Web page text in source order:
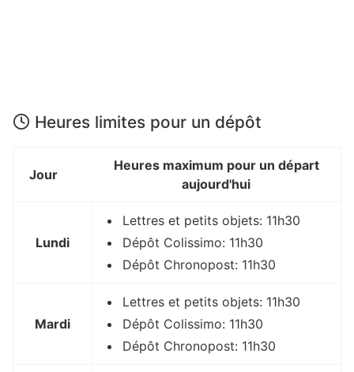
Heures limites pour un dépôt
Jour
Heures maximum pour un départ
aujourd'hui
Lundi
Lettres et petits objets: 11h30
Dépôt Colissimo: 11h30
Dépôt Chronopost: 11h30
Mardi
Lettres et petits objets: 11h30
Dépôt Colissimo: 11h30
Dépôt Chronopost: 11h30